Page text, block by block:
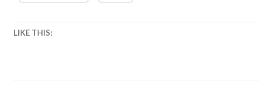
LIKE THIS: